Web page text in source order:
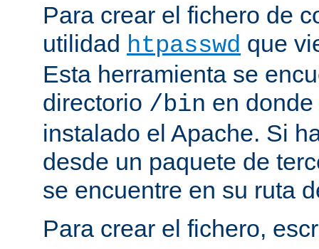
Para crear el fichero de
utilidad htpasswd que
Esta herramienta se
directorio /bin en
instalado el Apache. Si
desde un paquete de
se encuentre en su ruta
Para crear el fichero,